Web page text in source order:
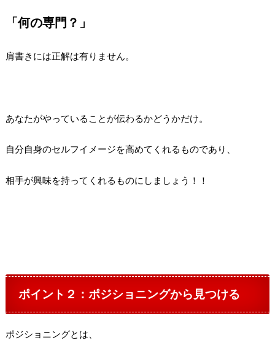
「何の専門？」
肩書きには正解は有りません。
あなたがやっていることが伝わるかどうかだけ。
自分自身のセルフイメージを高めてくれるものであり、
相手が興味を持ってくれるものにしましょう！！
ポイント２：ポジショニングから見つける
ポジショニングとは、